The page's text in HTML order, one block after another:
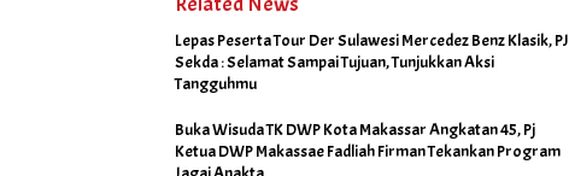
Lepas Peserta Tour Der Sulawesi Mercedez Benz Klasik, PJ
Sekda : Selamat Sampai Tujuan, Tunjukkan Aksi
Tangguhmu
Buka Wisuda TK DWP Kota Makassar Angkatan 45, Pj
Ketua DWP Makassae Fadliah Firman Tekankan Program